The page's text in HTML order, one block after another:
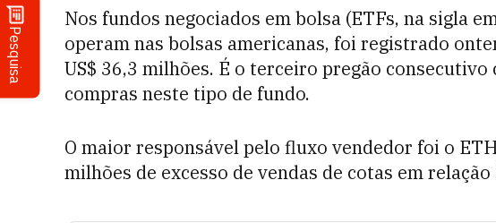
Pesquisa
Nos fundos negociados em bolsa (ETFs, na sigla
operam nas bolsas americanas, foi registrado
US$ 36,3 milhões. É o terceiro pregão consecutivo
compras neste tipo de fundo.
O maior responsável pelo fluxo vendedor foi o
milhões de excesso de vendas de cotas em